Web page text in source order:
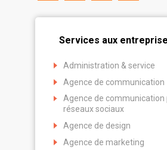
Services aux
Administration & service
Agence de communication
Agence de communication
réseaux sociaux
Agence de design
Agence de marketing